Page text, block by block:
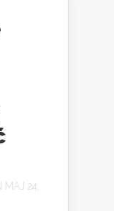
MAJ 24,